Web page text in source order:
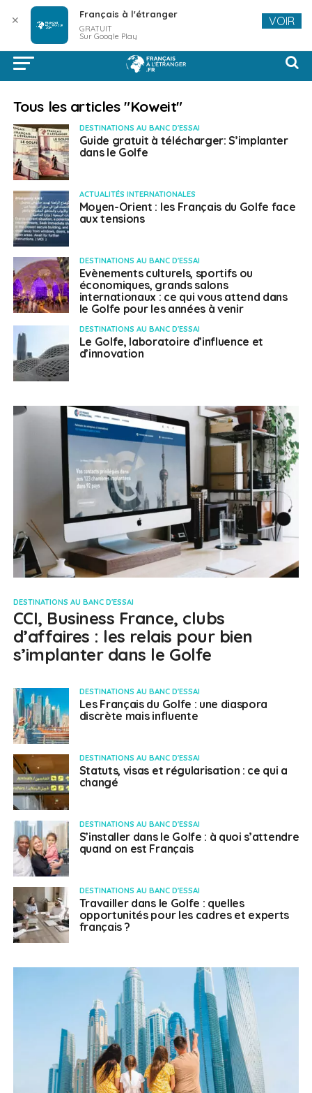
Tous les articles "Koweit"
DESTINATIONS AU BANC D'ESSAI
Guide gratuit à télécharger: S’implanter
dans le Golfe
ACTUALITÉS INTERNATIONALES
Moyen-Orient : les Français du Golfe face
aux tensions
DESTINATIONS AU BANC D'ESSAI
Evènements culturels, sportifs ou
économiques, grands salons
internationaux : ce qui vous attend dans
le Golfe pour les années à venir
DESTINATIONS AU BANC D'ESSAI
Le Golfe, laboratoire d’influence et
d’innovation
DESTINATIONS AU BANC D'ESSAI
CCI, Business France, clubs
d’affaires : les relais pour bien
s’implanter dans le Golfe
DESTINATIONS AU BANC D'ESSAI
Les Français du Golfe : une diaspora
discrète mais influente
DESTINATIONS AU BANC D'ESSAI
Statuts, visas et régularisation : ce qui a
changé
DESTINATIONS AU BANC D'ESSAI
S’installer dans le Golfe : à quoi s’attendre
quand on est Français
DESTINATIONS AU BANC D'ESSAI
Travailler dans le Golfe : quelles
opportunités pour les cadres et experts
français ?
✕ Français à l'étranger
GRATUIT
Sur Google Play
VOIR